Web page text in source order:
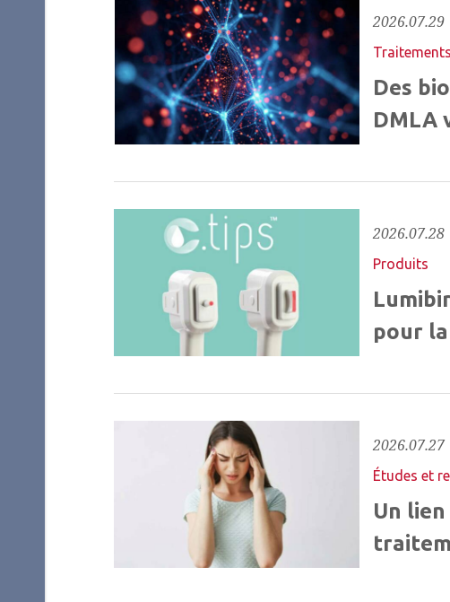
2026.07.29
Des
DMLA
2026.07.28
Produits
pour la
2026.07.27
Études et
Un